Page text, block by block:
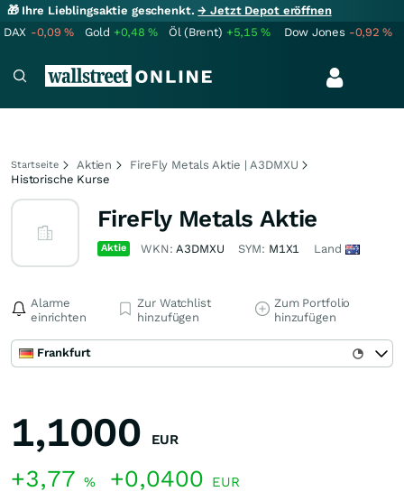
🎁 Ihre Lieblingsaktie geschenkt.→ Jetzt Depot eröffnen
DAX -0,09% Gold +0,48% Öl (Brent) +5,15% Dow Jones -0,92%
Startseite Aktien
FireFly Metals Aktie | A3DMXU
Historische Kurse
FireFly Metals Aktie
Aktie WKN:A3DMXU SYM: M1X1 Land
Alarme
einrichten
Zur Watchlist
hinzufügen
Zum Portfolio
hinzufügen
Frankfurt
1,1000 EUR
+3,77 % +0,0400 EUR